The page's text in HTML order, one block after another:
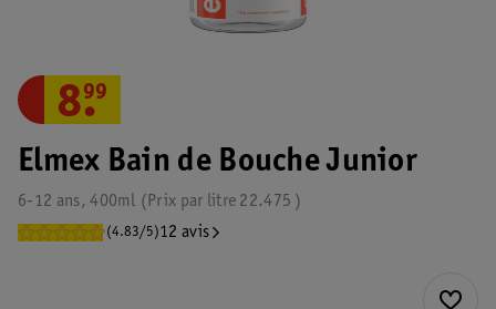
Elmex Bain de Bouche Junior
6-12 ans, 400ml 22.475
Prix par litre
(4.83/5)12 avis
8.
99